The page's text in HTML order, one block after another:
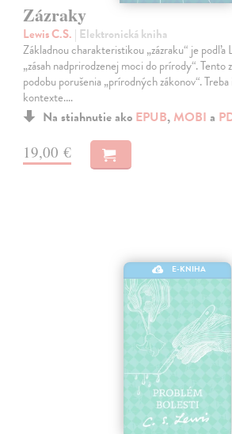
Zázraky
Lewis C.S. | Elektronická kniha
Základnou charakteristikou „zázraku“ je podľa
„zásah nadprirodzenej moci do prírody“. Tento
podobu porušenia „prírodných zákonov“.
kontexte.…
Na stiahnutie ako EPUB, MOBI a
19,00 €
E-KNIHA